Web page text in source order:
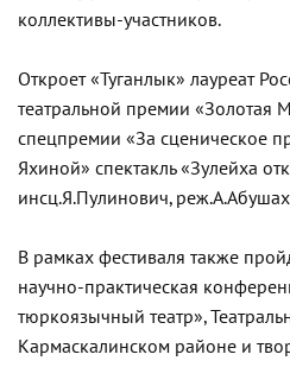
коллективы-участников.
Откроет «Туганлык» лауреат
театральной премии «Золотая
спецпремии «За сценическое
Яхиной» спектакль «Зулейха
инсц.Я.Пулинович,
В рамках фестиваля также
научно-практическая
тюркоязычный театр»,
Кармаскалинском районе и